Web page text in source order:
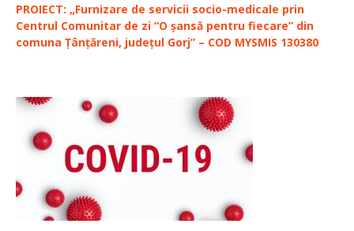
PROIECT: „Furnizare de servicii socio-medicale prin
Centrul Comunitar de zi “O șansă pentru fiecare” din
comuna Țânțăreni, județul Gorj” – COD MYSMIS 130380